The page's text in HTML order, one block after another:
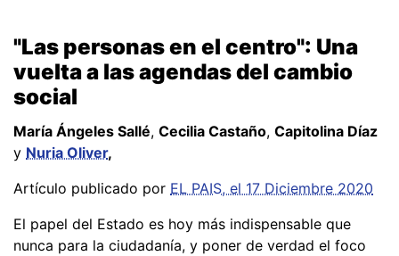
"Las personas en el centro": Una
vuelta a las agendas del cambio
social
María Ángeles Sallé, Cecilia Castaño, Capitolina Díaz
y Nuria Oliver,
Artículo publicado por EL PAIS, el 17 Diciembre 2020
El papel del Estado es hoy más indispensable que
nunca para la ciudadanía, y poner de verdad el foco